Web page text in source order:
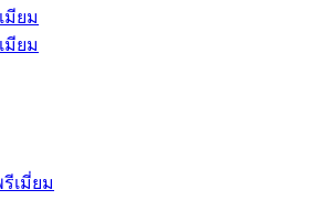
มียม
มียม
เมี่ยม